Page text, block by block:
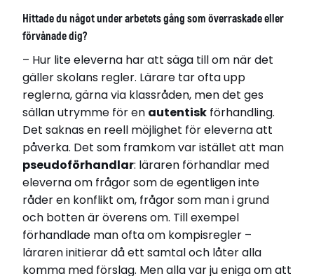
Hittade du något under arbetets gång som överraskade eller
förvånade dig?
– Hur lite eleverna har att säga till om när det
gäller skolans regler. Lärare tar ofta upp
reglerna, gärna via klassråden, men det ges
sällan utrymme för en autentisk förhandling.
Det saknas en reell möjlighet för eleverna att
påverka. Det som framkom var istället att man
pseudoförhandlar: läraren förhandlar med
eleverna om frågor som de egentligen inte
råder en konflikt om, frågor som man i grund
och botten är överens om. Till exempel
förhandlade man ofta om kompisregler –
läraren initierar då ett samtal och låter alla
komma med förslag. Men alla var ju eniga om att